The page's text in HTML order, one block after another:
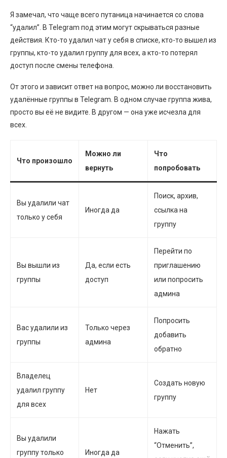
Я замечал, что чаще всего путаница начинается со слова
“удалил”. В Telegram под этим могут скрываться разные
действия. Кто-то удалил чат у себя в списке, кто-то вышел из
группы, кто-то удалил группу для всех, а кто-то потерял
доступ после смены телефона.
От этого и зависит ответ на вопрос, можно ли восстановить
удалённые группы в Telegram. В одном случае группа жива,
просто вы её не видите. В другом — она уже исчезла для
всех.
Что произошло
Можно ли
вернуть
Что
попробовать
Вы удалили чат
только у себя
Иногда да
Поиск, архив,
ссылка на
группу
Вы вышли из
группы
Да, если есть
доступ
Перейти по
приглашению
или попросить
админа
Вас удалили из
группы
Только через
админа
Попросить
добавить
обратно
Владелец
удалил группу
для всех
Нет
Создать новую
группу
Вы удалили
группу только
Иногда да
Нажать
“Отменить”,